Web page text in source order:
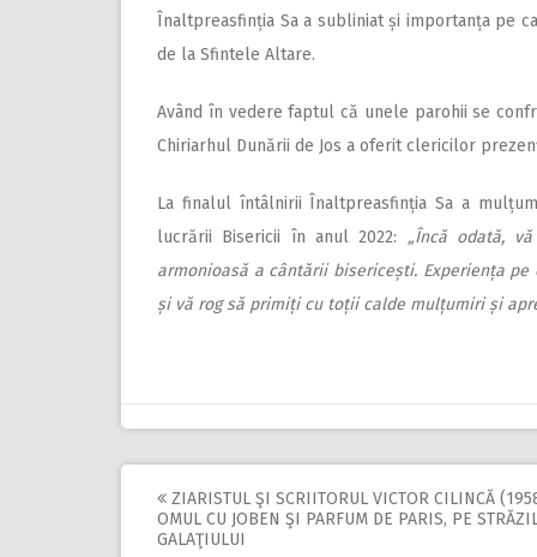
Înaltpreasfinția Sa a subliniat și importanța pe
de la Sfintele Altare.
Având în vedere faptul că unele parohii se
Chi­riarhul Dunării de Jos a oferit clericilor
La finalul întâlnirii Înalt­prea­sfinția Sa a
lucrării Bisericii în anul 2022: „Încă odată,
armonioasă a cântării bisericești. Experiența
și vă rog să primiți cu toții calde mulțumiri și
Post
ZIARISTUL ŞI SCRIITORUL VICTOR CILINCĂ
OMUL CU JOBEN ŞI PARFUM DE PARIS, PE
GALAŢIULUI